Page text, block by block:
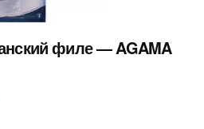
филе — AGAMA